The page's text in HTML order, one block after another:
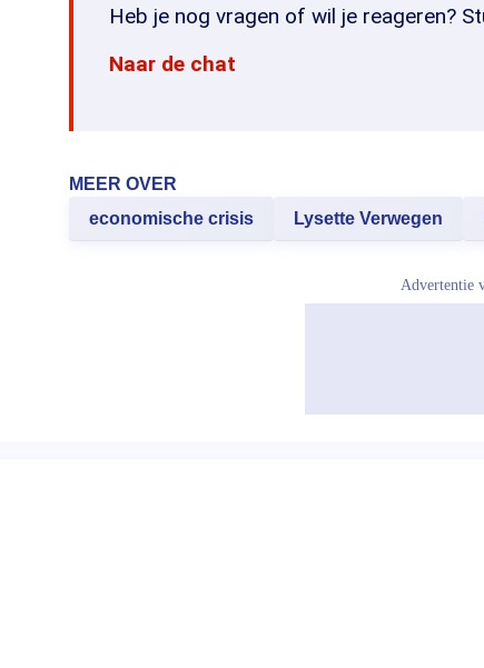
Heb je nog vragen of wil je reageren?
Naar de chat
MEER OVER
economische crisis
Lysette Verwegen
Advertentie